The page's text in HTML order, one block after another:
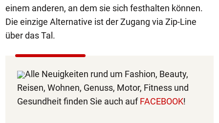
einem anderen, an dem sie sich festhalten können.
Die einzige Alternative ist der Zugang via Zip-Line
über das Tal.
Alle Neuigkeiten rund um Fashion, Beauty,
Reisen, Wohnen, Genuss, Motor, Fitness und
Gesundheit finden Sie auch aufFACEBOOK!